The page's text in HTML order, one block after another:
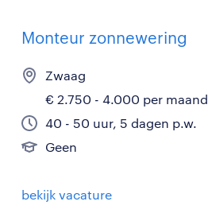
Monteur zonnewering
Zwaag
€ 2.750 - 4.000 per maand
40 - 50 uur, 5 dagen p.w.
Geen
bekijk vacature